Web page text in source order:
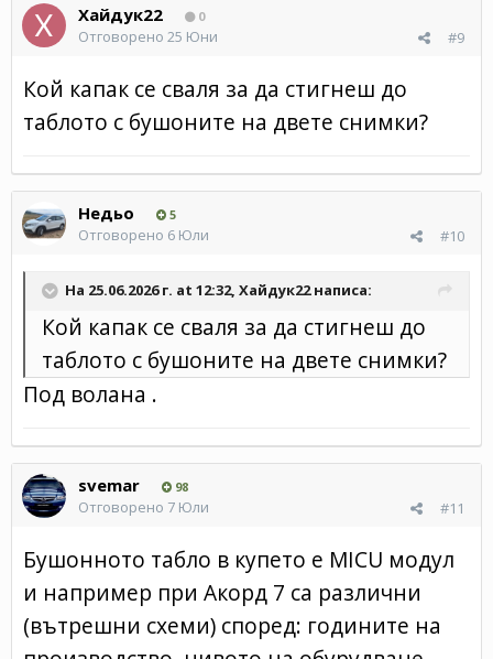
Хайдук22 0
#9
Отговорено 25 Юни
Кой капак се сваля за да стигнеш до
таблото с бушоните на двете снимки?
Недьо 5
#10
Отговорено 6 Юли
На 25.06.2026 г. at 12:32, Хайдук22написа:
Кой капак се сваля за да стигнеш до
таблото с бушоните на двете снимки?
Под волана .
svemar 98
#11
Отговорено 7 Юли
Бушонното табло в купето е MICU модул
и например при Акорд 7 са различни
(вътрешни схеми) според: годините на